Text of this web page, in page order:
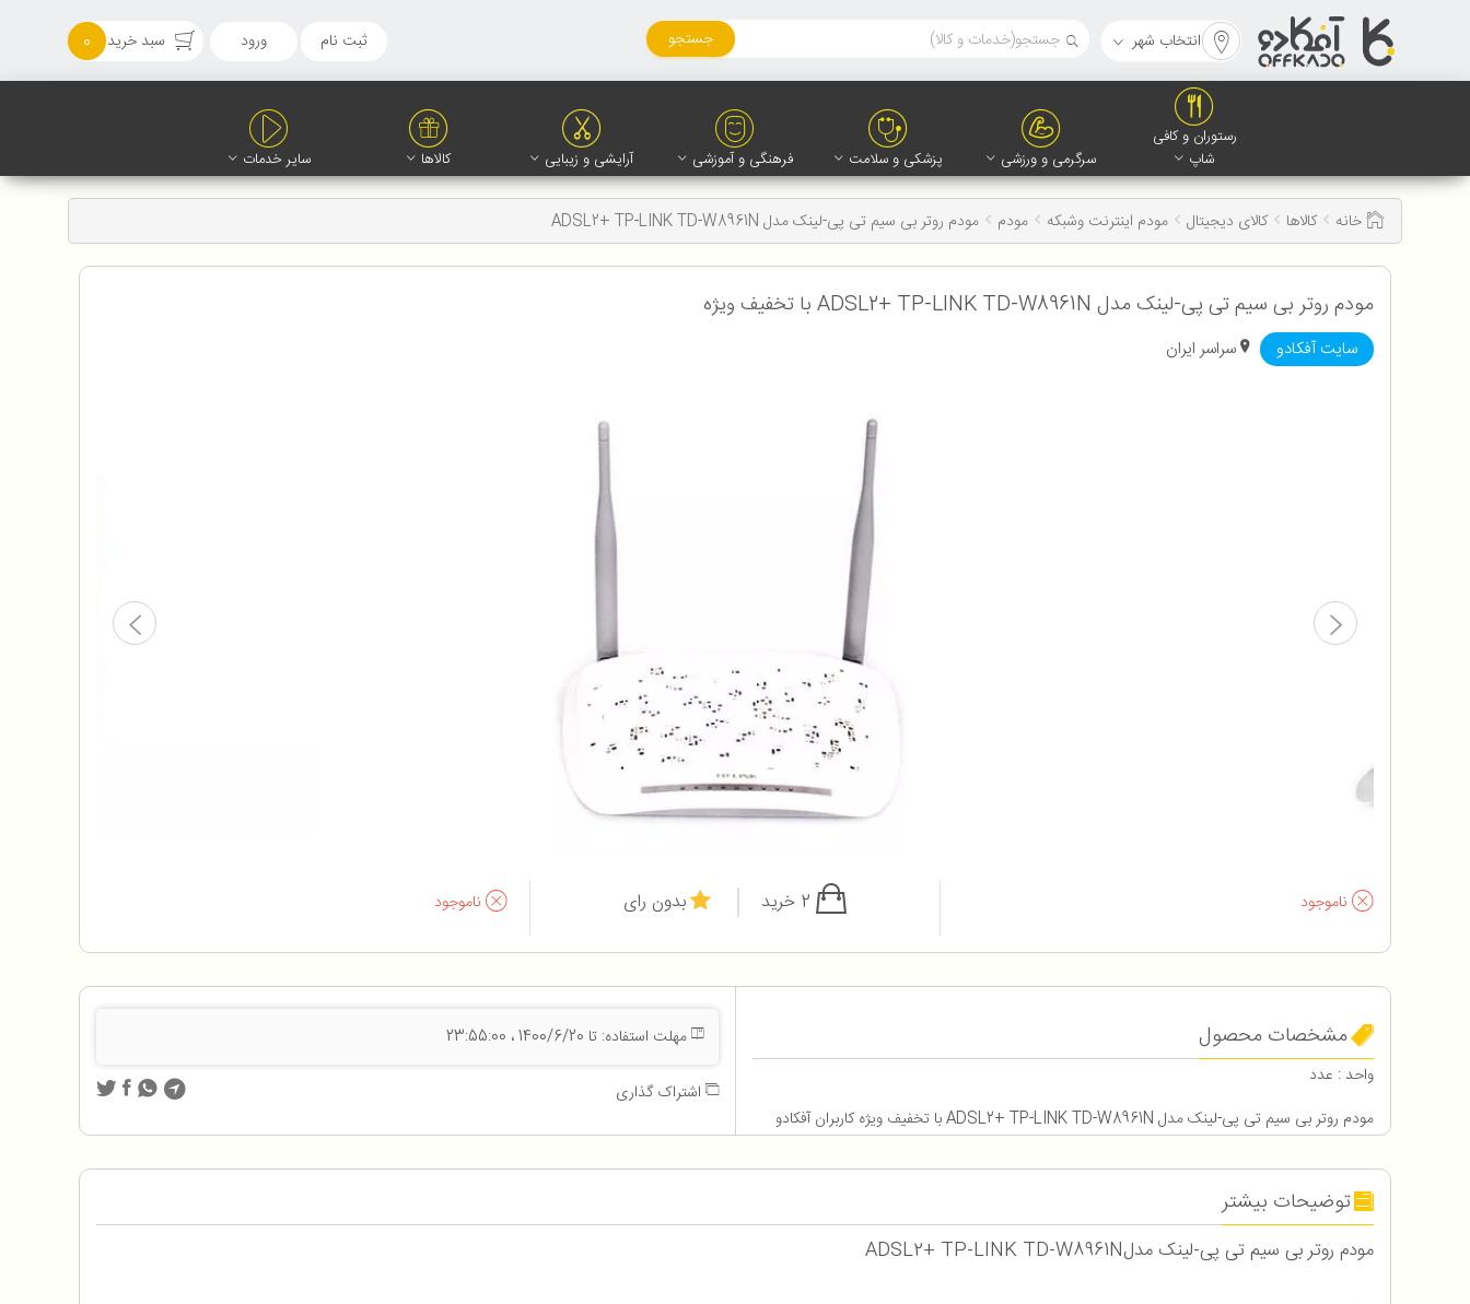
انتخاب شهر جستجو ثبت نام ورود سبد خرید 0
رستوران و کافی
شاپ
سرگرمی و ورزشی پزشکی و سلامت فرهنگی و آموزشی آرایشی و زیبایی کالاها سایر خدمات
خانه کالاها کالای دیجیتال مودم اینترنت وشبکه مودم مودم روتر بی سیم تی پی-لینک مدل ADSL2+ TP-LINK TD-W8961N
مودم روتر بی سیم تی پی-لینک مدل ADSL2+ TP-LINK TD-W8961N با تخفیف ویژه
سایت آفکادو سراسر ایران
ناموجود بدون رای ناموجود
مشخصات محصول
واحد : عدد
مودم روتر بی سیم تی پی-لینک مدل ADSL2+ TP-LINK TD-W8961N با تخفیف ویژه کاربران آفکادو
مهلت استفاده: تا 1400/6/20 ، 23:55:00
اشتراک گذاری
توضیحات بیشتر
مودم روتر بی سیم تی پی-لینک مدلADSL2+ TP-LINK TD-W8961N